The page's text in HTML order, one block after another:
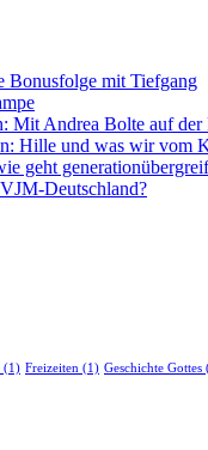
Bonusfolge mit Tiefgang
Mit Andrea Bolte auf
Hille und was wir vom
geht
Deutschland?
(1) Freizeiten (1) Geschichte Gottes